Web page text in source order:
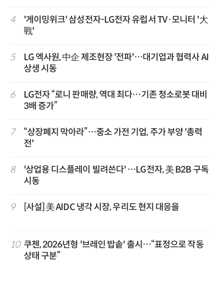
4
'게이밍위크' 삼성전자-LG전자 유럽서 TV·모니터 '大
戰'
5
LG 엑사원, 中企 제조현장 '전파'…대기업과 협력사 AI
상생 시동
6
LG전자 “로니 판매량, 역대 최다…기존 청소로봇 대비
3배 증가”
7
“상장폐지 막아라”…중소 가전 기업, 주가 부양 '총력
전'
8
'상업용 디스플레이 빌려쓴다' …LG전자, 美 B2B 구독
시동
9 [사설] 美 AIDC 냉각 시장, 우리도 현지 대응을
10 쿠첸, 2026년형 '브레인 밥솥' 출시…“표정으로 작동
상태 구분”